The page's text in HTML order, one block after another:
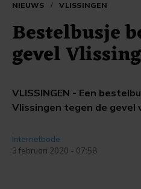
NIEUWS / VLISSINGEN
Bestelbusje
gevel
VLISSINGEN - Een
Vlissingen tegen de gevel
Internetbode
3 februari 2020 - 07:58